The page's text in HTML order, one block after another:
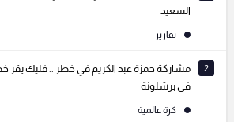
السعيد
تقارير
2
مشاركة حمزة عبد الكريم في خطر .. فليك يقر
في برشلونة
كرة عالمية